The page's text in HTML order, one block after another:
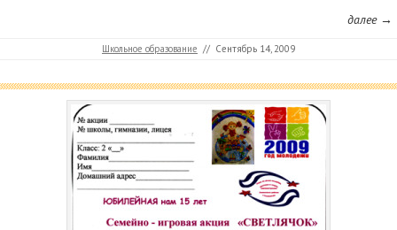
далее →
Школьное образование // Сентябрь 14, 2009